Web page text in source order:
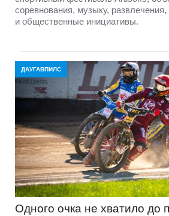
соревнования, музыку, развлечения,
и общественные инициативы.
ДАУГАВПИЛС
Одного очка не хватило до